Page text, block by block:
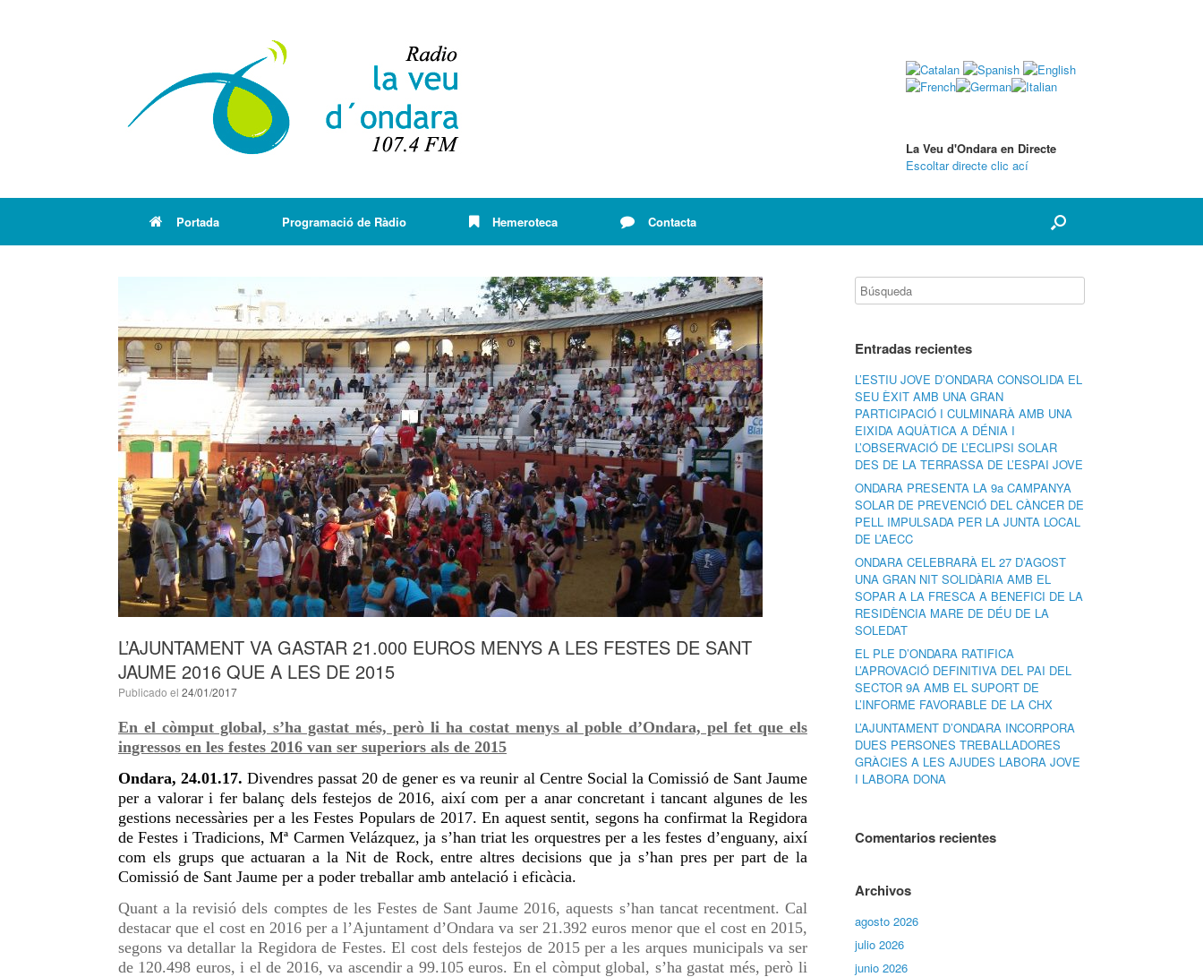
La Veu d'Ondara en Directe
Escoltar directe clic ací
Portada Programació de Ràdio Hemeroteca Contacta
L’AJUNTAMENT VA GASTAR 21.000 EUROS MENYS A LES FESTES DE SANT
JAUME 2016 QUE A LES DE 2015
Publicado el 24/01/2017
En el còmput global, s’ha gastat més, però li ha costat menys al poble d’Ondara, pel fet que els
ingressos en les festes 2016 van ser superiors als de 2015
Ondara, 24.01.17. Divendres passat 20 de gener es va reunir al Centre Social la Comissió de Sant Jaume
per a valorar i fer balanç dels festejos de 2016, així com per a anar concretant i tancant algunes de les
gestions necessàries per a les Festes Populars de 2017. En aquest sentit, segons ha confirmat la Regidora
de Festes i Tradicions, Mª Carmen Velázquez, ja s’han triat les orquestres per a les festes d’enguany, així
com els grups que actuaran a la Nit de Rock, entre altres decisions que ja s’han pres per part de la
Comissió de Sant Jaume per a poder treballar amb antelació i eficàcia.
Quant a la revisió dels comptes de les Festes de Sant Jaume 2016, aquests s’han tancat recentment. Cal
destacar que el cost en 2016 per a l’Ajuntament d’Ondara va ser 21.392 euros menor que el cost en 2015,
segons va detallar la Regidora de Festes. El cost dels festejos de 2015 per a les arques municipals va ser
de 120.498 euros, i el de 2016, va ascendir a 99.105 euros. En el còmput global, s’ha gastat més, però li
Entradas recientes
L’ESTIU JOVE D’ONDARA CONSOLIDA EL
SEU ÈXIT AMB UNA GRAN
PARTICIPACIÓ I CULMINARÀ AMB UNA
EIXIDA AQUÀTICA A DÉNIA I
L’OBSERVACIÓ DE L’ECLIPSI SOLAR
DES DE LA TERRASSA DE L’ESPAI JOVE
ONDARA PRESENTA LA 9a CAMPANYA
SOLAR DE PREVENCIÓ DEL CÀNCER DE
PELL IMPULSADA PER LA JUNTA LOCAL
DE L’AECC
ONDARA CELEBRARÀ EL 27 D’AGOST
UNA GRAN NIT SOLIDÀRIA AMB EL
SOPAR A LA FRESCA A BENEFICI DE LA
RESIDÈNCIA MARE DE DÉU DE LA
SOLEDAT
EL PLE D’ONDARA RATIFICA
L’APROVACIÓ DEFINITIVA DEL PAI DEL
SECTOR 9A AMB EL SUPORT DE
L’INFORME FAVORABLE DE LA CHX
L’AJUNTAMENT D’ONDARA INCORPORA
DUES PERSONES TREBALLADORES
GRÀCIES A LES AJUDES LABORA JOVE
I LABORA DONA
Comentarios recientes
Archivos
agosto 2026
julio 2026
junio 2026